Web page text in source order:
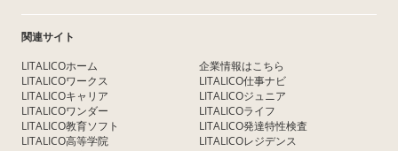
関連サイト
LITALICOホーム
LITALICOワークス
LITALICOキャリア
LITALICOワンダー
LITALICO教育ソフト
LITALICO高等学院
企業情報はこちら
LITALICO仕事ナビ
LITALICOジュニア
LITALICOライフ
LITALICO発達特性検査
LITALICOレジデンス